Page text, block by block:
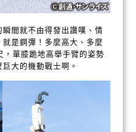
間就不由得發出讚嘆、情
是鋼彈！多麼高大、多麼
單膝跪地高舉手臂的姿勢
大的機動戰士啊。